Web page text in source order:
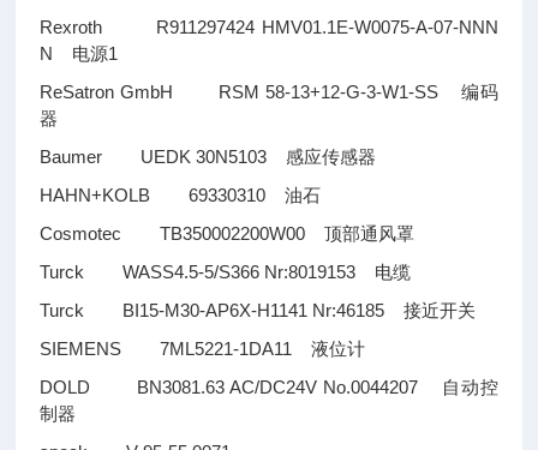
Rexroth R911297424 HMV01.1E-W0075-A-07-NNN
N 电源1
ReSatron GmbH RSM 58-13+12-G-3-W1-SS 编码
器
Baumer UEDK 30N5103感应传感器
HAHN+KOLB 69330310油石
Cosmotec TB350002200W00顶部通风罩
Turck WASS4.5-5/S366 Nr:8019153 电缆
Turck BI15-M30-AP6X-H1141 Nr:46185接近开关
SIEMENS 7ML5221-1DA11液位计
DOLD BN3081.63 AC/DC24V No.0044207
自动控
制器